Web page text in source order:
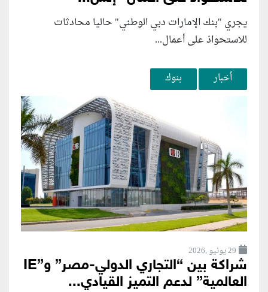
يجري "بنك الإمارات دبي الوطني" حاليا محادثات
للاستحواذ على أعمال...
أخبار بنوك
29 يونيو ,2026
شراكة بين “التجاري الدولي-مصر” و”IE
العالمية” لدعم التميز القيادي...